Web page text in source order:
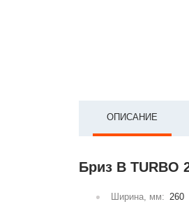
ОПИСАНИЕ
Бриз В TURBO
Ширина, мм: 260